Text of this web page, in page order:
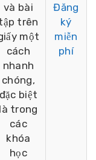
và bài
trên
một
cách
nhanh
chóng,
đặc biệt
là trong
các
khóa
học
Đăng
ký
miễn
phí